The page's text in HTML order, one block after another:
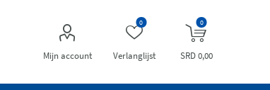
Mijn account Verlanglijst
0 0
SRD 0,00